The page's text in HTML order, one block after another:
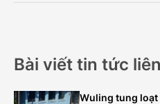
Bài viết tin tức
Wuling tung loạt